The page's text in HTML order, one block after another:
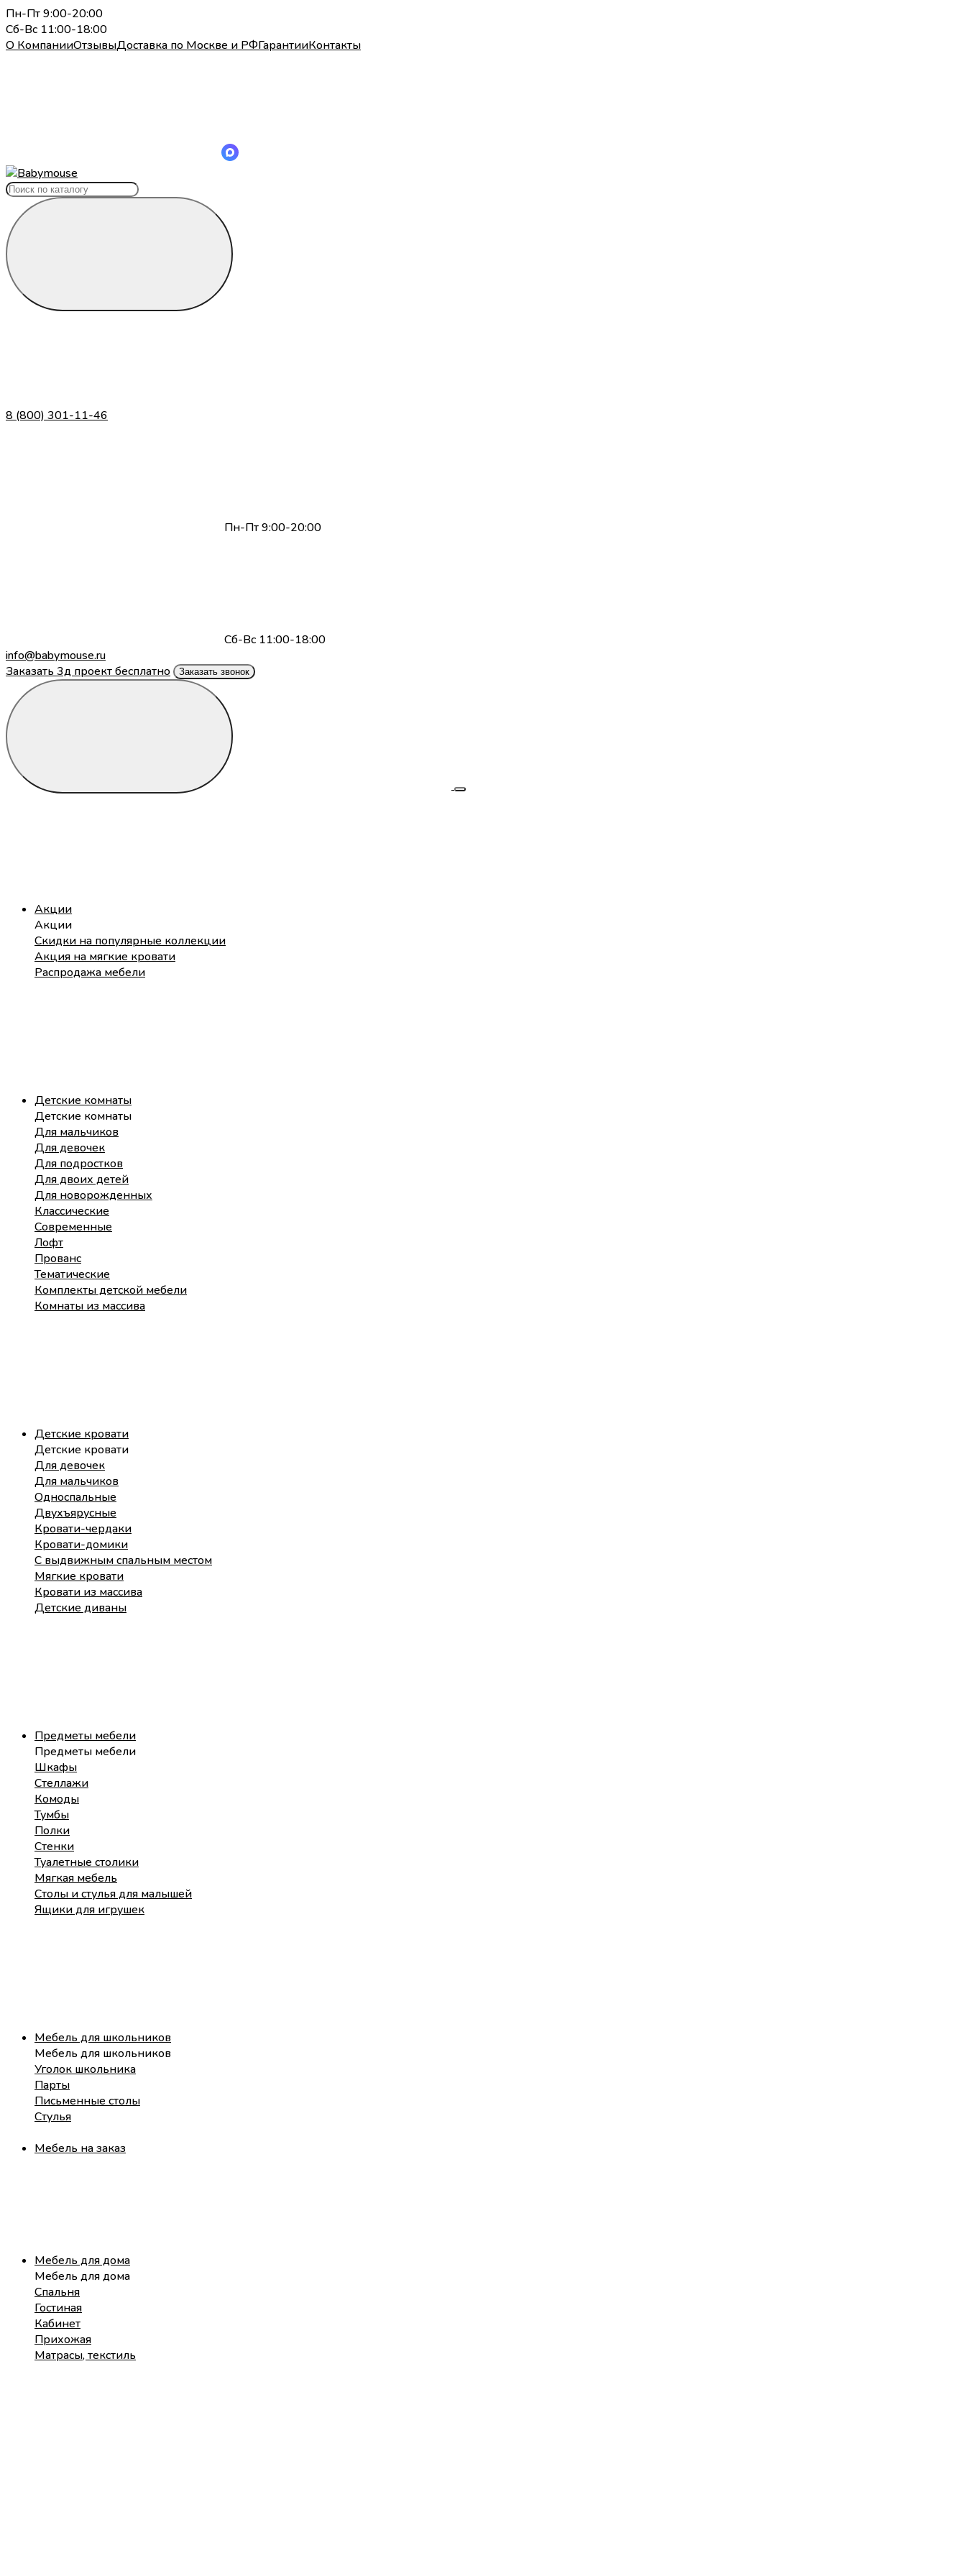
Пн-Пт 9:00-20:00
Сб-Вс 11:00-18:00
О КомпанииОтзывыДоставка по Москве и РФГарантииКонтакты
8 (800) 301-11-46
Пн-Пт 9:00-20:00
Сб-Вс 11:00-18:00
info@babymouse.ru
Заказать 3д проект бесплатно
Заказать звонок
Акции
Акции
Скидки на популярные коллекции
Акция на мягкие кровати
Распродажа мебели
Детские комнаты
Детские комнаты
Для мальчиков
Для девочек
Для подростков
Для двоих детей
Для новорожденных
Классические
Современные
Лофт
Прованс
Тематические
Комплекты детской мебели
Комнаты из массива
Детские кровати
Детские кровати
Для девочек
Для мальчиков
Односпальные
Двухъярусные
Кровати-чердаки
Кровати-домики
С выдвижным спальным местом
Мягкие кровати
Кровати из массива
Детские диваны
Предметы мебели
Предметы мебели
Шкафы
Стеллажи
Комоды
Тумбы
Полки
Стенки
Туалетные столики
Мягкая мебель
Столы и стулья для малышей
Ящики для игрушек
Мебель для школьников
Мебель для школьников
Уголок школьника
Парты
Письменные столы
Стулья
Мебель на заказ
Мебель для дома
Мебель для дома
Спальня
Гостиная
Кабинет
Прихожая
Матрасы, текстиль